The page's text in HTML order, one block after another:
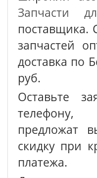
Запчасти
поставщика.
запчастей
доставка по
руб.
Оставьте
предложат
скидку при
платежа.